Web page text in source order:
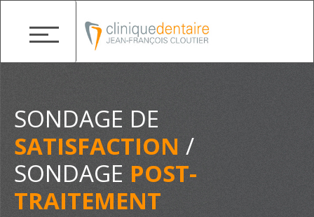
SONDAGE DE
SATISFACTION /
SONDAGE POST-
TRAITEMENT